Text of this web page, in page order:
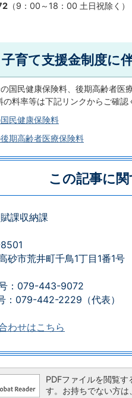
（9：00～18：00 土日祝除く）
育て支援金制度に
国民健康保険料、後期高齢者医
の料率等は下記リンクからご確認
民健康保険料
期高齢者医療保険料
この記事に
課収納課
砂市荒井町千鳥1丁目1番1号
：079-443-9072
：079-442-2229​​​​​​​（代表）​​​​​​​
わせはこちら
PDFファイルを閲覧
す。お持ちでない方